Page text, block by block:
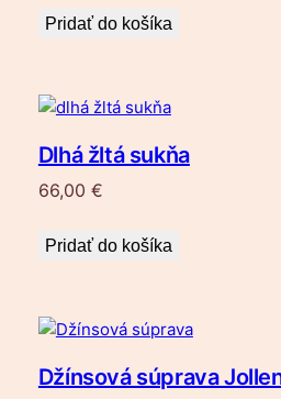
Pridať do košíka
Dlhá žltá sukňa
66,00 €
Pridať do košíka
Džínsová súprava